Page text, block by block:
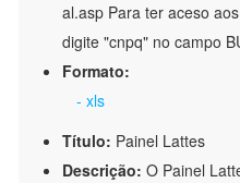
al.asp Para ter aceso
digite "cnpq" no campo
Formato:
- xls
Título: Painel Lattes
Descrição: O Painel